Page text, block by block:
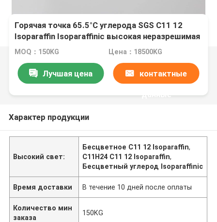
Горячая точка 65.5°C углерода SGS C11 12
Isoparaffin Isoparaffinic высокая неразрешимая
в воде
MOQ：150KG Цена：18500KG
Лучшая цена контактные
данные
Характер продукции
Высокий свет:
Бесцветное C11 12 Isoparaffin,
C11H24 C11 12 Isoparaffin,
Бесцветный углерод Isoparaffinic
Время доставки В течение 10 дней после оплаты
Количество мин
заказа
150KG